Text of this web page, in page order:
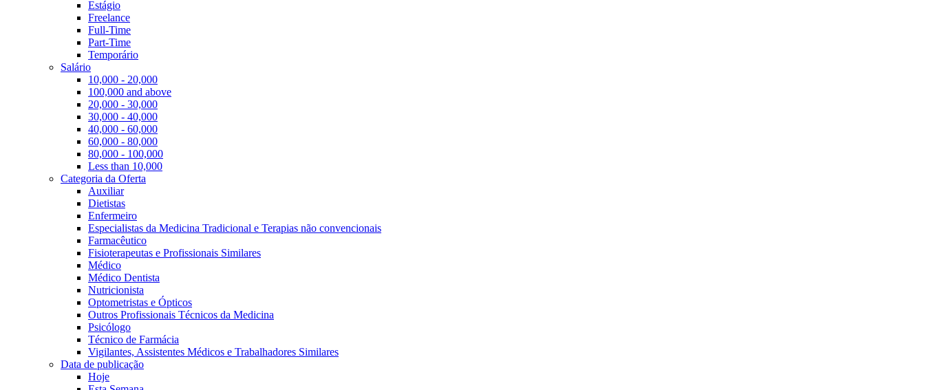
Estágio
Freelance
Full-Time
Part-Time
Temporário
Salário
10,000 - 20,000
100,000 and above
20,000 - 30,000
30,000 - 40,000
40,000 - 60,000
60,000 - 80,000
80,000 - 100,000
Less than 10,000
Categoria da Oferta
Auxiliar
Dietistas
Enfermeiro
Especialistas da Medicina Tradicional e Terapias não convencionais
Farmacêutico
Fisioterapeutas e Profissionais Similares
Médico
Médico Dentista
Nutricionista
Optometristas e Ópticos
Outros Profissionais Técnicos da Medicina
Psicólogo
Técnico de Farmácia
Vigilantes, Assistentes Médicos e Trabalhadores Similares
Data de publicação
Hoje